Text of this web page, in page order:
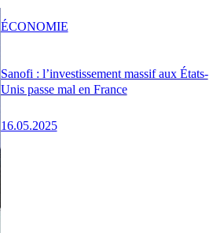
Sanofi : l’investissement massif aux États-
Unis passe mal en France
16.05.2025
ÉCONOMIE